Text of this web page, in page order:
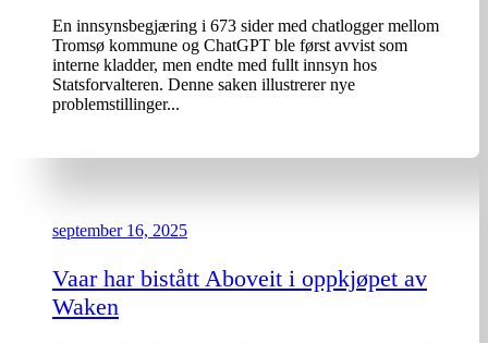
En innsynsbegjæring i 673 sider med chatlogger mellom
Tromsø kommune og ChatGPT ble først avvist som
interne kladder, men endte med fullt innsyn hos
Statsforvalteren. Denne saken illustrerer nye
problemstillinger...
september 16, 2025
Vaar har bistått Aboveit i oppkjøpet av
Waken